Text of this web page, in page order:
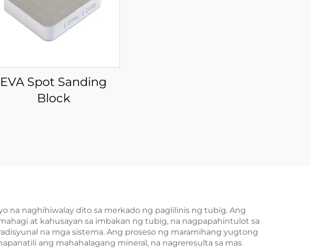
EVA Spot Sanding
Block
na naghihiwalay dito sa merkado ng paglilinis ng tubig. Ang
at kahusayan sa imbakan ng tubig, na nagpapahintulot sa
na mga sistema. Ang proseso ng maramihang yugtong
ang mahahalagang mineral, na nagreresulta sa mas